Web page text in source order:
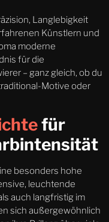
Langlebigkeit
Künstlern und
moderne
für die
– ganz gleich, ob du
Motive oder
für
besonders hohe
leuchtende
auch langfristig im
sich außergewöhnlich